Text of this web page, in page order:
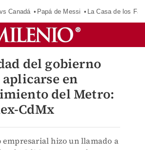
Canadá Papá de Messi La Casa de los
del gobierno
aplicarse en
del Metro:
CdMx
empresarial hizo un llamado a